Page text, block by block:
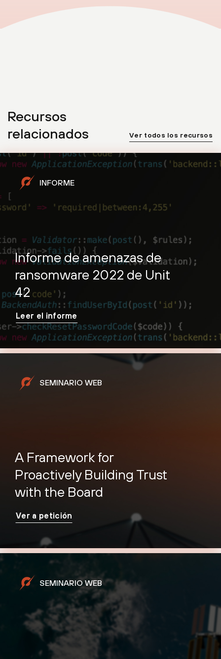
Recursos
relacionados
Ver todos los recursos
INFORME
Informe de amenazas de
ransomware 2022 de Unit
42
Leer el informe
SEMINARIO WEB
A Framework for
Proactively Building Trust
with the Board
Ver a petición
SEMINARIO WEB